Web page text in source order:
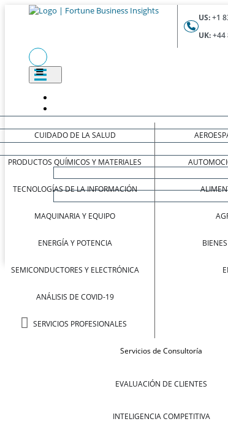
US:+1
UK:+44
CUIDADO DE LA SALUD
PRODUCTOS QUÍMICOS Y MATERIALES
TECNOLOGÍAS DE LA INFORMACIÓN
MAQUINARIA Y EQUIPO
ENERGÍA Y POTENCIA
SEMICONDUCTORES Y ELECTRÓNICA
ANÁLISIS DE COVID-19
SERVICIOS PROFESIONALES
Servicios de Consultoría
EVALUACIÓN DE CLIENTES
INTELIGENCIA COMPETITIVA